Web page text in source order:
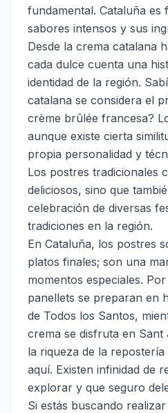
fundamental. Cataluña es
sabores intensos y sus
Desde la crema catalana
cada dulce cuenta una
identidad de la región.
catalana se considera el
crème brûlée francesa?
aunque existe cierta
propia personalidad y
Los postres tradicionales
deliciosos, sino que
celebración de diversas
tradiciones en la región.
En Cataluña, los postres
platos finales; son una
momentos especiales.
panellets se preparan en
de Todos los Santos,
crema se disfruta en Sant
la riqueza de la
aquí. Existen infinidad de
explorar y que seguro
Si estás buscando